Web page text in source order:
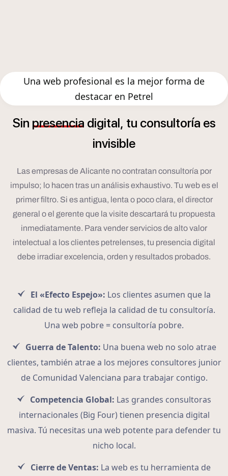
Una web profesional es la mejor forma de
destacar en Petrel
Sin presencia digital, tu consultoría es
invisible
Las empresas de Alicante no contratan consultoría por
impulso; lo hacen tras un análisis exhaustivo. Tu web es el
primer filtro. Si es antigua, lenta o poco clara, el director
general o el gerente que la visite descartará tu propuesta
inmediatamente. Para vender servicios de alto valor
intelectual a los clientes petrelenses, tu presencia digital
debe irradiar excelencia, orden y resultados probados.
El «Efecto Espejo»: Los clientes asumen que la
calidad de tu web refleja la calidad de tu consultoría.
Una web pobre = consultoría pobre.
Guerra de Talento: Una buena web no solo atrae
clientes, también atrae a los mejores consultores junior
de Comunidad Valenciana para trabajar contigo.
Competencia Global: Las grandes consultoras
internacionales (Big Four) tienen presencia digital
masiva. Tú necesitas una web potente para defender tu
nicho local.
Cierre de Ventas: La web es tu herramienta de